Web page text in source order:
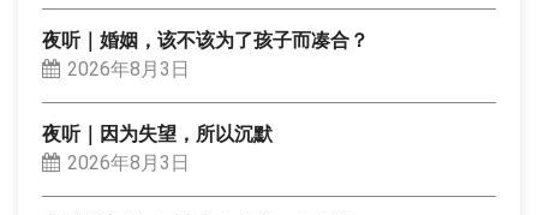
夜听｜婚姻，该不该为了孩子而凑合？
2026年8月3日
夜听｜因为失望，所以沉默
2026年8月3日